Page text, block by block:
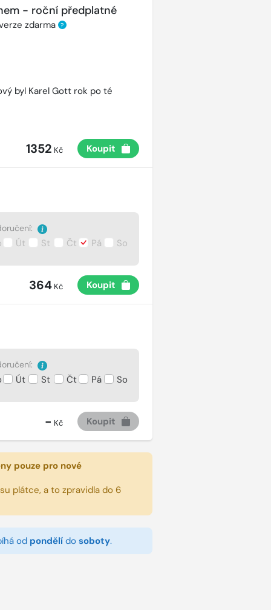
- roční předplatné
zdarma ?
byl Karel Gott rok po té
1352 Kč Koupit
Út St Čt Pá So
364Kč Koupit
Út St Čt Pá So
- Kč Koupit
pouze pro nové
plátce, a to zpravidla do 6
od pondělído soboty.